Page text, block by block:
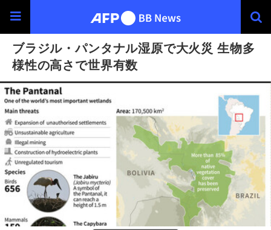
ブラジル・パンタナル湿原で大火災 生物多
様性の高さで世界有数